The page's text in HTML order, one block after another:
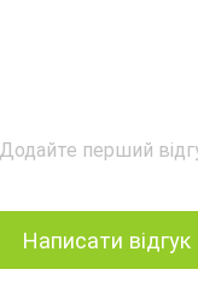
Додайте перший
Написати відгук